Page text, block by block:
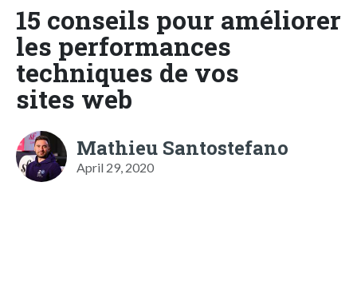
15 conseils pour améliorer
les performances
techniques de vos
sites web
Mathieu Santostefano
April 29, 2020